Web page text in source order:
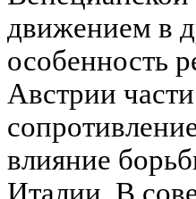
движением в
особенность
Австрии
влияние